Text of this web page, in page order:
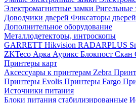
Электромагнитные замки Ригельные
Доводчики дверей Фиксаторы дверей
Дополнительное оборудование
Металлодетекторы, интроскопы
GARRETT Hikvision RADARPLUS
ZKTeco Арка Аурикс Блокпост Скан
Принтеры карт
Аксессуары к принтерам Zebra
Принтеры Evolis Принтеры Fargo
Источники питания
Блоки питания стабилизированные